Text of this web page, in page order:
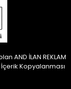
AND İLAN REKLAM
İçerik Kopyalanması